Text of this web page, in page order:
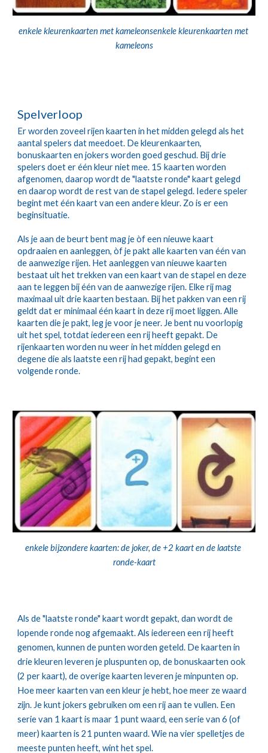
enkele kleurenkaarten met kameleonsenkele kleurenkaarten met
kameleons
Spelverloop
Er worden zoveel rijen kaarten in het midden gelegd als het
aantal spelers dat meedoet. De kleurenkaarten,
bonuskaarten en jokers worden goed geschud. Bij drie
spelers doet er één kleur niet mee. 15 kaarten worden
afgenomen, daarop wordt de "laatste ronde" kaart gelegd
en daarop wordt de rest van de stapel gelegd. Iedere speler
begint met één kaart van een andere kleur. Zo is er een
beginsituatie.
Als je aan de beurt bent mag je òf een nieuwe kaart
opdraaien en aanleggen, òf je pakt alle kaarten van één van
de aanwezige rijen. Het aanleggen van nieuwe kaarten
bestaat uit het trekken van een kaart van de stapel en deze
aan te leggen bij één van de aanwezige rijen. Elke rij mag
maximaal uit drie kaarten bestaan. Bij het pakken van een rij
geldt dat er minimaal één kaart in deze rij moet liggen. Alle
kaarten die je pakt, leg je voor je neer. Je bent nu voorlopig
uit het spel, totdat iedereen een rij heeft gepakt. De
rijenkaarten worden nu weer in het midden gelegd en
degene die als laatste een rij had gepakt, begint een
volgende ronde.
enkele bijzondere kaarten: de joker, de +2 kaart en de laatste
ronde-kaart
Als de "laatste ronde" kaart wordt gepakt, dan wordt de
lopende ronde nog afgemaakt. Als iedereen een rij heeft
genomen, kunnen de punten worden geteld. De kaarten in
drie kleuren leveren je pluspunten op, de bonuskaarten ook
(2 per kaart), de overige kaarten leveren je minpunten op.
Hoe meer kaarten van een kleur je hebt, hoe meer ze waard
zijn. Je kunt jokers gebruiken om een rij aan te vullen. Een
serie van 1 kaart is maar 1 punt waard, een serie van 6 (of
meer) kaarten is 21 punten waard. Wie na vier spelletjes de
meeste punten heeft, wint het spel.